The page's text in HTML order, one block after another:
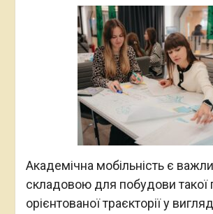
Академічна мобільність є
складовою для побудови такої
орієнтованої траєкторії у